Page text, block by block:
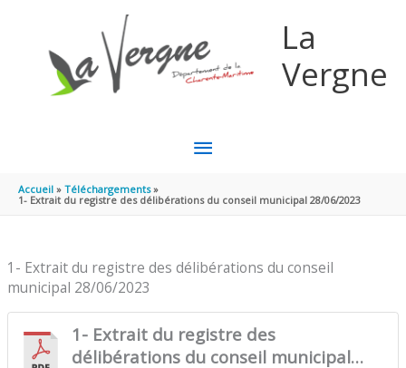
La
Vergne
MENU
PRINCIPAL
Accueil
Téléchargements
1- Extrait du registre des délibérations du conseil municipal 28/06/2023
1- Extrait du registre des délibérations du conseil
municipal 28/06/2023
1- Extrait du registre des
délibérations du conseil municipal